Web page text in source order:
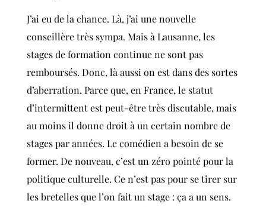
J’ai eu de la chance. Là, j’ai une nouvelle
conseillère très sympa. Mais à Lausanne, les
stages de formation continue ne sont pas
remboursés. Donc, là aussi on est dans des sortes
d’aberration. Parce que, en France, le statut
d’intermittent est peut-être très discutable, mais
au moins il donne droit à un certain nombre de
stages par années. Le comédien a besoin de se
former. De nouveau, c’est un zéro pointé pour la
politique culturelle. Ce n’est pas pour se tirer sur
les bretelles que l’on fait un stage : ça a un sens.